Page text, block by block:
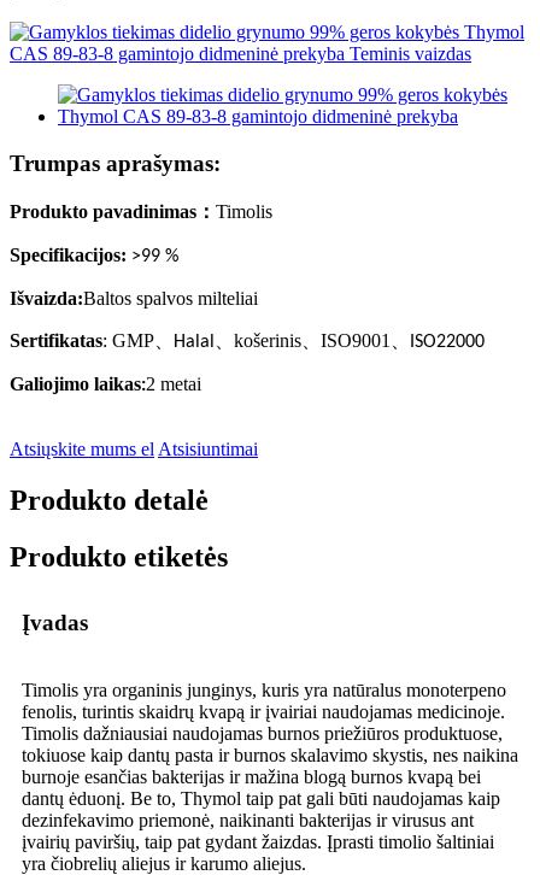
Trumpas aprašymas:
Produkto pavadinimas ： Timolis
Specifikacijos: >99 %
Išvaizda:Baltos spalvos milteliai
Sertifikatas: GMP Halal košerinis ISO9001 ISO22000
Galiojimo laikas:2 metai
Atsiųskite mums el Atsisiuntimai
Produkto detalė
Produkto etiketės
Įvadas
Timolis yra organinis junginys, kuris yra natūralus monoterpeno
fenolis, turintis skaidrų kvapą ir įvairiai naudojamas medicinoje.
Timolis dažniausiai naudojamas burnos priežiūros produktuose,
tokiuose kaip dantų pasta ir burnos skalavimo skystis, nes naikina
burnoje esančias bakterijas ir mažina blogą burnos kvapą bei
dantų ėduonį. Be to, Thymol taip pat gali būti naudojamas kaip
dezinfekavimo priemonė, naikinanti bakterijas ir virusus ant
įvairių paviršių, taip pat gydant žaizdas. Įprasti timolio šaltiniai
yra čiobrelių aliejus ir karumo aliejus.